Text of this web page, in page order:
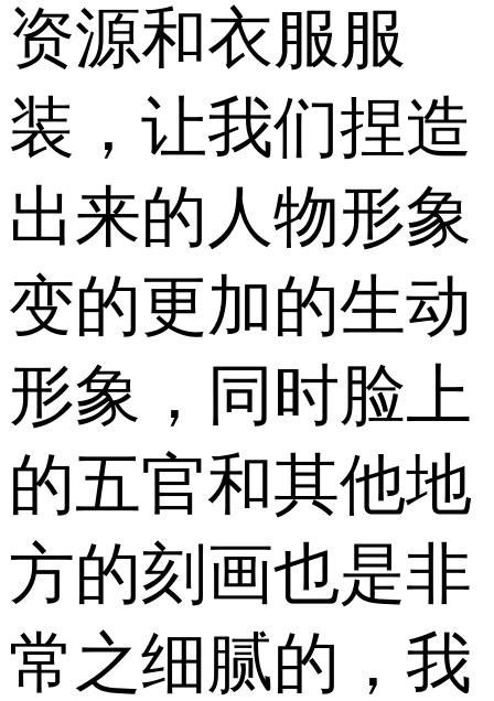
资源和衣服服
装，让我们捏造
出来的人物形象
变的更加的生动
形象，同时脸上
的五官和其他地
方的刻画也是非
常之细腻的，我